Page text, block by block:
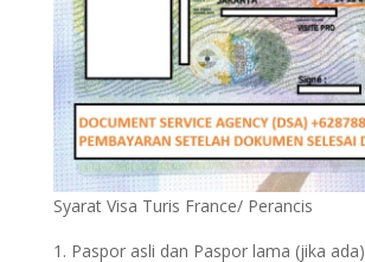
Syarat Visa Turis France/ Perancis
Paspor asli dan Paspor lama (jika ada)